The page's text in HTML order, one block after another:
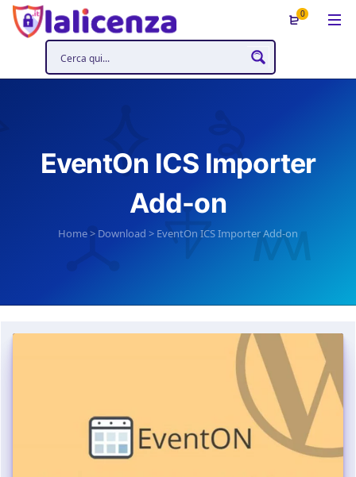
0
EventOn ICS Importer
Add-on
Home> Download > EventOn ICS Importer Add-on